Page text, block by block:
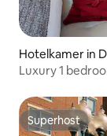
Hotelkamer in
Luxury 1
Superhost
Superhost